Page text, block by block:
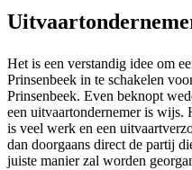
Het is een verstandig idee om
Prinsenbeek in te schakelen
Prinsenbeek. Even beknopt
een uitvaartondernemer is wijs.
is veel werk en een
dan doorgaans direct de partij
juiste manier zal worden